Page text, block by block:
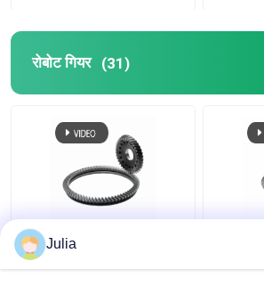
रोबोट गियर (31)
रोबोट संयुक्त गियर संयुक्त
ट्रांसमिशन के लिए हेलिकल
Julia